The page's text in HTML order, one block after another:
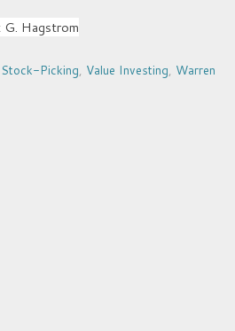
Hagstrom
Stock-Picking, Value Investing, Warren